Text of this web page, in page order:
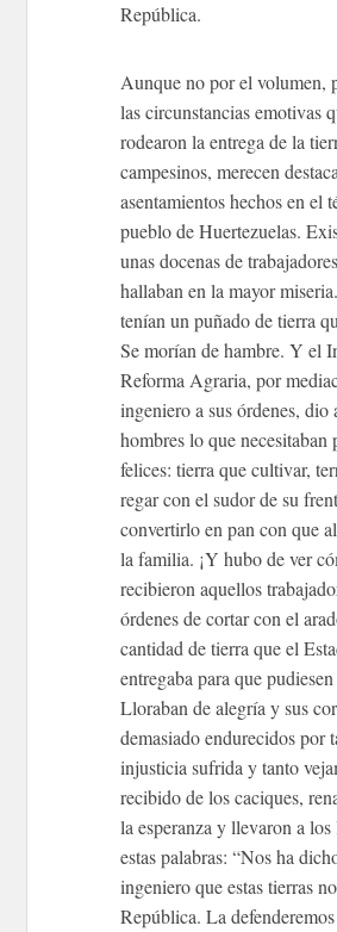
República.
Aunque no por el volumen,
las circunstancias emotivas
rodearon la entrega de la
campesinos, merecen
asentamientos hechos en el
pueblo de Huertezuelas.
unas docenas de
hallaban en la mayor
tenían un puñado de tierra
Se morían de hambre. Y el
Reforma Agraria, por
ingeniero a sus órdenes, dio
hombres lo que necesitaban
felices: tierra que cultivar,
regar con el sudor de su
convertirlo en pan con que
la familia. ¡Y hubo de ver
recibieron aquellos
órdenes de cortar con el
cantidad de tierra que el
entregaba para que
Lloraban de alegría y sus
demasiado endurecidos por
injusticia sufrida y tanto
recibido de los caciques,
la esperanza y llevaron a los
estas palabras: “Nos ha
ingeniero que estas tierras
República. La